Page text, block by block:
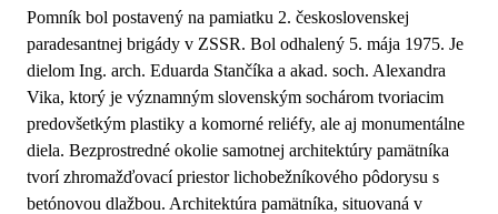
Pomník bol postavený na pamiatku 2. československej
paradesantnej brigády v ZSSR. Bol odhalený 5. mája 1975. Je
dielom Ing. arch. Eduarda Stančíka a akad. soch. Alexandra
Vika, ktorý je významným slovenským sochárom tvoriacim
predovšetkým plastiky a komorné reliéfy, ale aj monumentálne
diela. Bezprostredné okolie samotnej architektúry pamätníka
tvorí zhromažďovací priestor lichobežníkového pôdorysu s
betónovou dlažbou. Architektúra pamätníka, situovaná v